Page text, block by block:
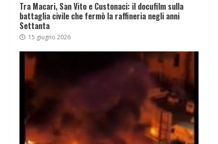
Tra Macari, San Vito e Custonaci: il docufilm sulla
battaglia civile che fermò la raffineria negli anni
Settanta
15 giugno 2026